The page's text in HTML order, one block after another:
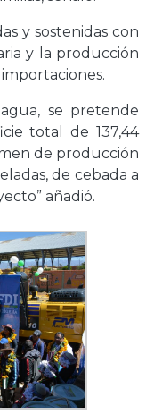
y sostenidas con
y la producción
se pretende
total de 137,44
de producción
de cebada a
añadió.